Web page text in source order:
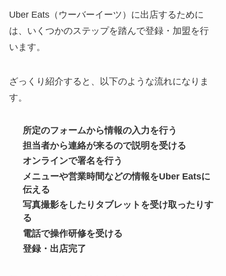
Uber Eats（ウーバーイーツ）に出店するために
は、いくつかのステップを踏んで登録・加盟を行
います。
ざっくり紹介すると、以下のような流れになりま
す。
所定のフォームから情報の入力を行う
担当者から連絡が来るので説明を受ける
オンラインで署名を行う
メニューや営業時間などの情報をUber Eatsに
伝える
写真撮影をしたりタブレットを受け取ったりす
る
電話で操作研修を受ける
登録・出店完了